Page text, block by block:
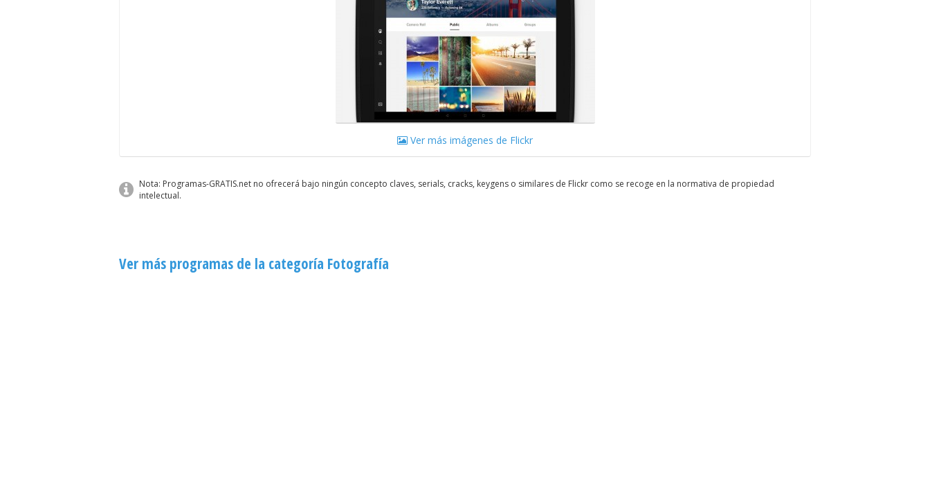
Ver más imágenes de Flickr
Nota: Programas-GRATIS.net no ofrecerá bajo ningún concepto claves, serials, cracks, keygens o similares de Flickr como se recoge en la normativa de propiedad
intelectual.
Ver más programas de la categoría Fotografía